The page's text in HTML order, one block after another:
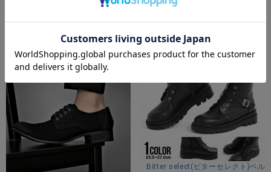
Bitter select(ビターセレクト)ビット付きデザインローファー/全4色
¥5,390(税込)
Bitter select(ビターセレクト)ドラ
¥5,390(税込)
Bitter select(ビターセレクト)ベル